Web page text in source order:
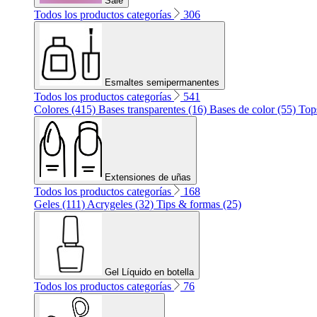
Todos los productos categorías 306
Esmaltes semipermanentes
Todos los productos categorías
541
Colores (415) Bases transparentes (16) Bases de color (55)
Extensiones de uñas
Todos los productos categorías
168
Geles (111) Acrygeles (32) Tips & formas (25)
Gel Líquido en botella
Todos los productos categorías 76